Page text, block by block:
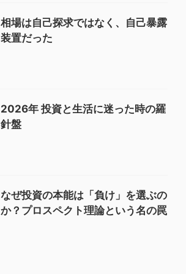
相場は自己探求ではなく、自己暴露
装置だった
2026年 投資と生活に迷った時の羅
針盤
なぜ投資の本能は「負け」を選ぶの
か？プロスペクト理論という名の罠